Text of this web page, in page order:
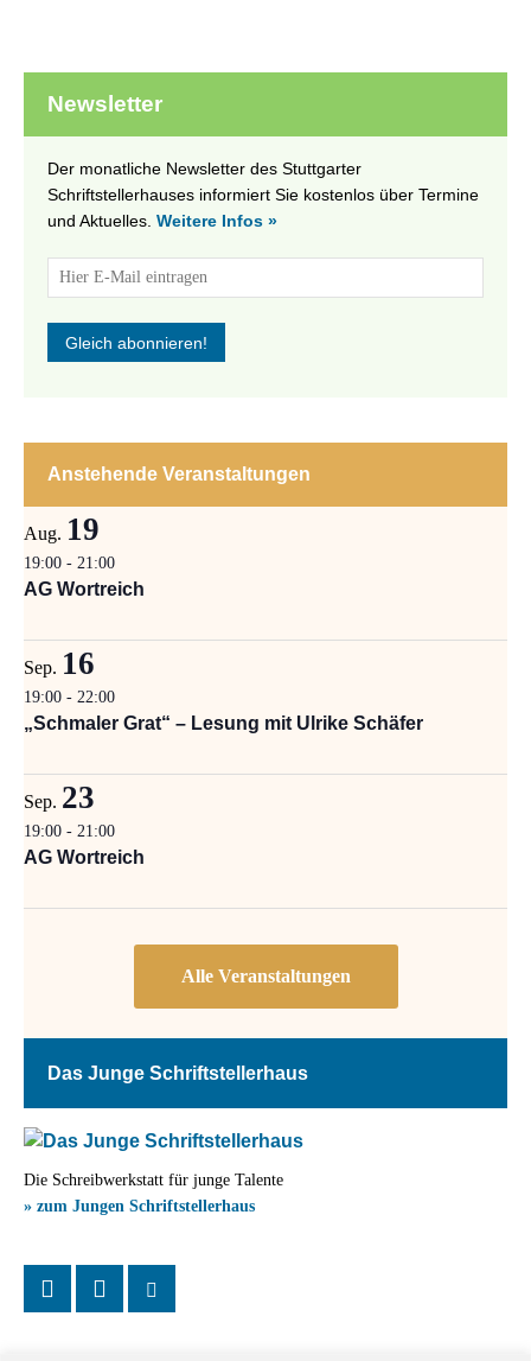
Newsletter
Der monatliche Newsletter des Stuttgarter
Schriftstellerhauses informiert Sie kostenlos über Termine
und Aktuelles. Weitere Infos »
Anstehende Veranstaltungen
Aug. 19
19:00 - 21:00
AG Wortreich
Sep. 16
19:00 - 22:00
„Schmaler Grat“ – Lesung mit Ulrike Schäfer
Sep. 23
19:00 - 21:00
AG Wortreich
Das Junge Schriftstellerhaus
Die Schreibwerkstatt für junge Talente
» zum Jungen Schriftstellerhaus